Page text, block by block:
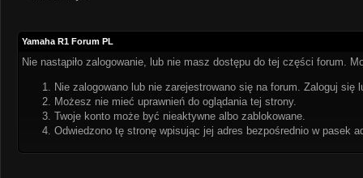
Yamaha R1 Forum PL
Nie nastąpiło zalogowanie, lub nie masz dostępu do tej części forum.
Nie zalogowano lub nie zarejestrowano się na forum. Zaloguj się
Możesz nie mieć uprawnień do oglądania tej strony.
Twoje konto może być nieaktywne albo zablokowane.
Odwiedzono tę stronę wpisując jej adres bezpośrednio w pasek